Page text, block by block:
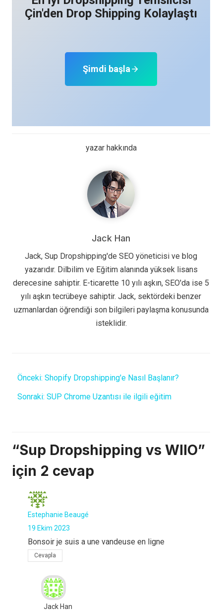
Çin'den Drop Shipping Kolaylaştı
Şimdi başla
yazar hakkında
Jack Han
Jack, Sup Dropshipping'de SEO yöneticisi ve blog
yazarıdır. Dilbilim ve Eğitim alanında yüksek lisans
derecesine sahiptir. E-ticarette 10 yılı aşkın, SEO'da ise 5
yılı aşkın tecrübeye sahiptir. Jack, sektördeki benzer
uzmanlardan öğrendiği son bilgileri paylaşma konusunda
isteklidir.
Önceki: Shopify Dropshipping'e Nasıl Başlanır?
Sonraki: SUP Chrome Uzantısı ile ilgili eğitim
“Sup Dropshipping vs WIIO”
için 2 cevap
Estephanie Beaugé
19 Ekim 2023
Bonsoir je suis a une vandeuse en ligne
Cevapla
Jack Han